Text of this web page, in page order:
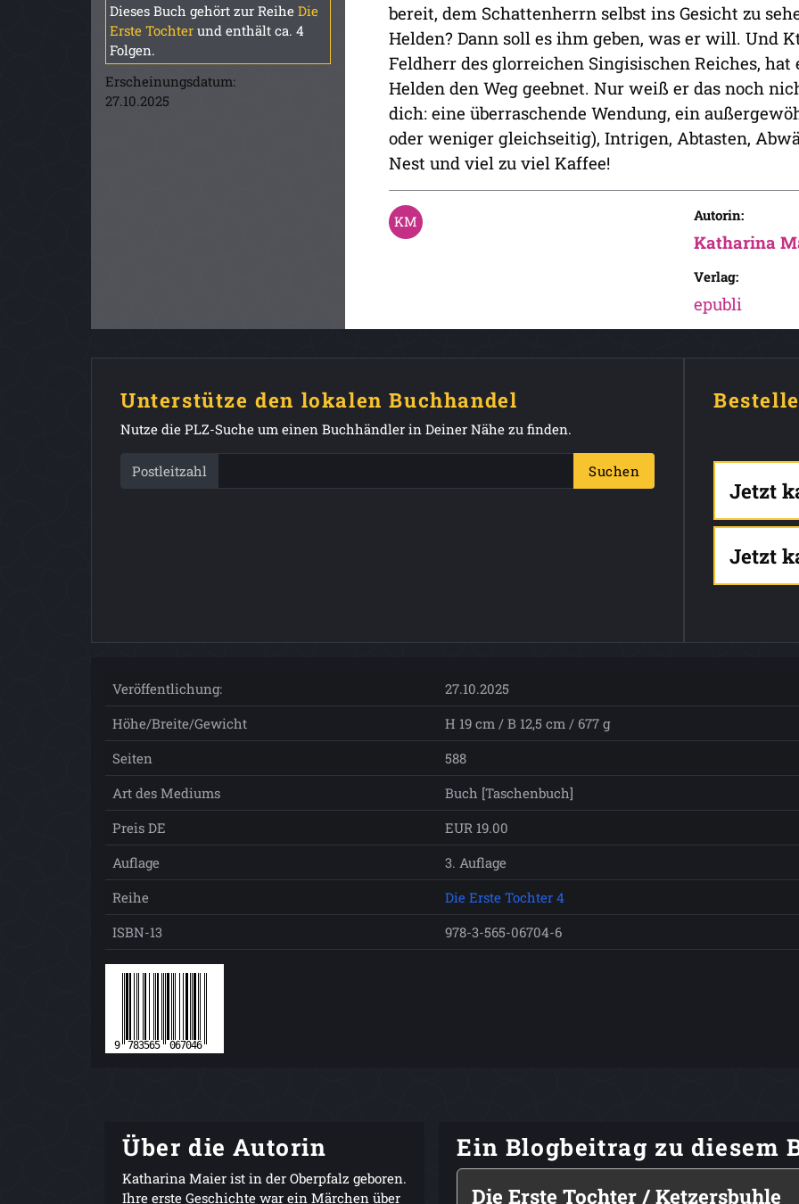
Dieses Buch gehört zur Reihe Die
Erste Tochter und enthält ca. 4
Folgen.
Erscheinungsdatum:
27.10.2025
bereit, dem Schattenherrn selbst ins Gesicht zu
Helden? Dann soll es ihm geben, was er will. Und
Feldherr des glorreichen Singisischen Reiches,
Helden den Weg geebnet. Nur weiß er das noch
dich: eine überraschende Wendung, ein
oder weniger gleichseitig), Intrigen, Abtasten,
Nest und viel zu viel Kaffee!
Autorin:
Katharina
Verlag:
epubli
Unterstütze den lokalen Buchhandel
Nutze die PLZ-Suche um einen Buchhändler in Deiner Nähe zu finden.
Postleitzahl Suchen
Jetzt
Jetzt
Veröffentlichung:
27.10.2025
Höhe/Breite/Gewicht
H 19 cm / B 12,5 cm / 677 g
Seiten
588
Art des Mediums
Buch [Taschenbuch]
Preis DE
EUR 19.00
Auflage
3. Auflage
Reihe
Die Erste Tochter 4
ISBN-13
978-3-565-06704-6
Über die Autorin
Katharina Maier ist in der Oberpfalz geboren.
Ihre erste Geschichte war ein Märchen über
Ein Blogbeitrag zu diesem
Die Erste Tochter / Ketzersbuhle